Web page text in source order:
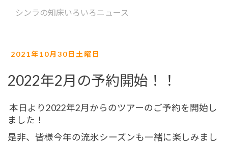
シンラの知床いろいろニュース
2021年10月30日土曜日
2022年2月の予約開始！！
本日より2022年2月からのツアーのご予約を開始し
ました！
是非、皆様今年の流氷シーズンも一緒に楽しみまし